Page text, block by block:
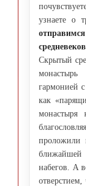
узнаете о
Скрытый
гармонией
как
монастыря
проложили
ближайшей
набегов. А